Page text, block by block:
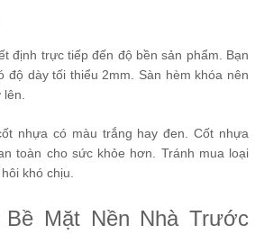
định trực tiếp đến độ bền sản phẩm. Bạn
độ dày tối thiểu 2mm. Sàn hèm khóa nên
nhựa có màu trắng hay đen. Cốt nhựa
toàn cho sức khỏe hơn. Tránh mua loại
khó chịu.
Mặt Nền Nhà Trước